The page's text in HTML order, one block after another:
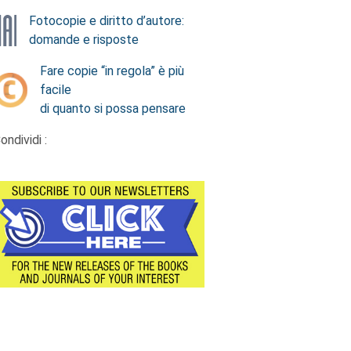
Fotocopie e diritto d’autore:
domande e risposte
Fare copie “in regola” è più
facile
di quanto si possa pensare
: